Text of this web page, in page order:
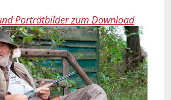
Porträtbilder zum Download